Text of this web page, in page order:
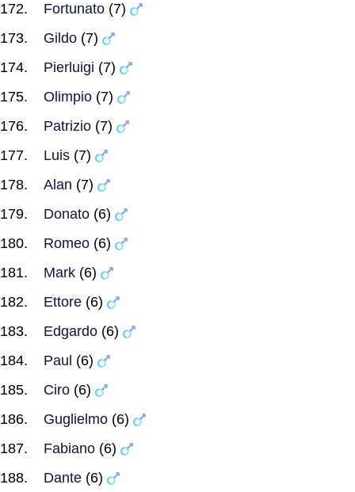
Fortunato (7)
Gildo (7)
Pierluigi (7)
Olimpio (7)
Patrizio (7)
Luis (7)
Alan (7)
Donato (6)
Romeo (6)
Mark (6)
Ettore (6)
Edgardo (6)
Paul (6)
Ciro (6)
Guglielmo (6)
Fabiano (6)
Dante (6)